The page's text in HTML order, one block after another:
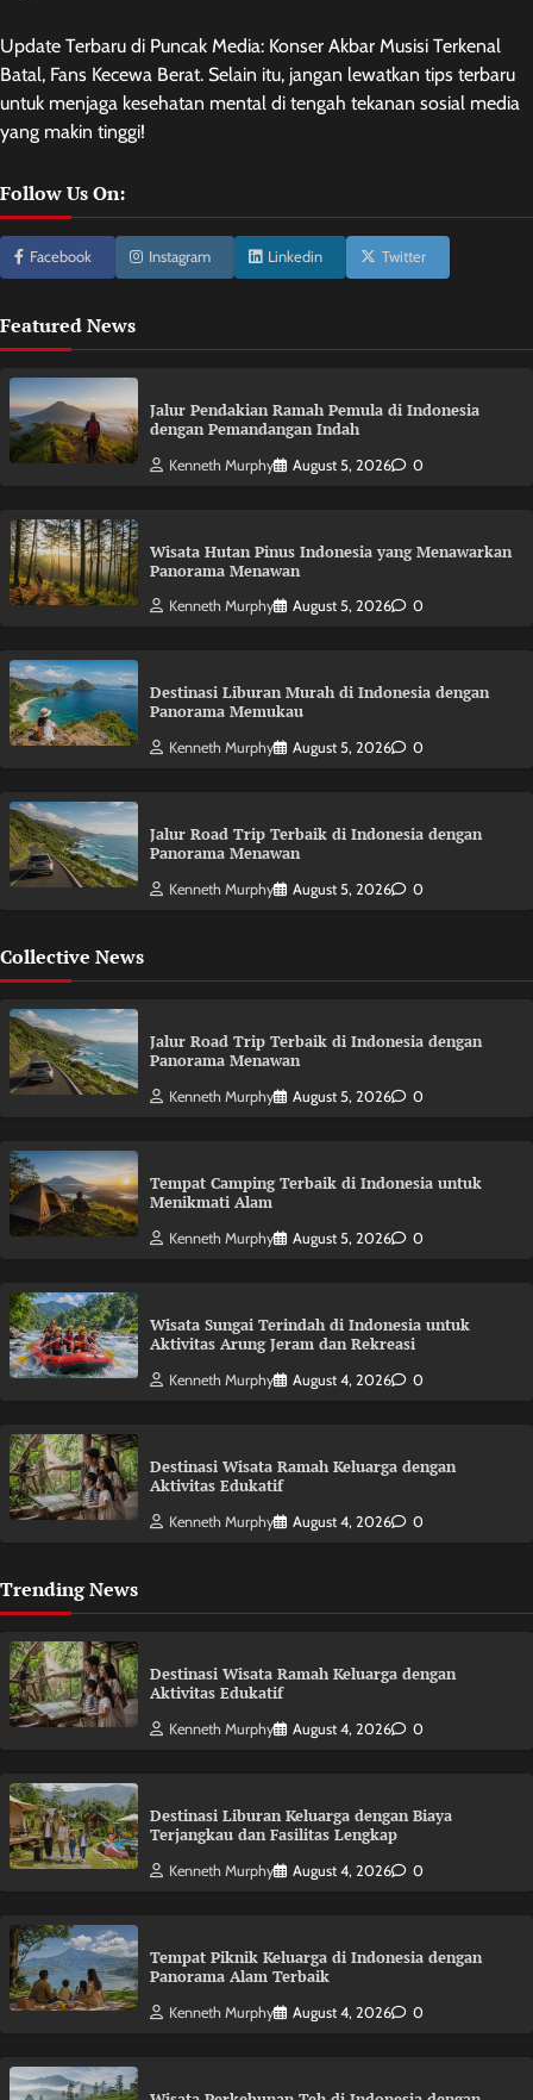
Update Terbaru di Puncak Media: Konser Akbar Musisi Terkenal
Batal, Fans Kecewa Berat. Selain itu, jangan lewatkan tips terbaru
untuk menjaga kesehatan mental di tengah tekanan sosial media
yang makin tinggi!
Follow Us On:
Facebook Instagram Linkedin Twitter
Featured News
Jalur Pendakian Ramah Pemula di Indonesia
dengan Pemandangan Indah
Kenneth Murphy August 5, 2026 0
Wisata Hutan Pinus Indonesia yang Menawarkan
Panorama Menawan
Kenneth Murphy August 5, 2026 0
Destinasi Liburan Murah di Indonesia dengan
Panorama Memukau
Kenneth Murphy August 5, 2026 0
Jalur Road Trip Terbaik di Indonesia dengan
Panorama Menawan
Kenneth Murphy August 5, 2026 0
Collective News
Jalur Road Trip Terbaik di Indonesia dengan
Panorama Menawan
Kenneth Murphy August 5, 2026 0
Tempat Camping Terbaik di Indonesia untuk
Menikmati Alam
Kenneth Murphy August 5, 2026 0
Wisata Sungai Terindah di Indonesia untuk
Aktivitas Arung Jeram dan Rekreasi
Kenneth Murphy August 4, 2026 0
Destinasi Wisata Ramah Keluarga dengan
Aktivitas Edukatif
Kenneth Murphy August 4, 2026 0
Trending News
Destinasi Wisata Ramah Keluarga dengan
Aktivitas Edukatif
Kenneth Murphy August 4, 2026 0
Destinasi Liburan Keluarga dengan Biaya
Terjangkau dan Fasilitas Lengkap
Kenneth Murphy August 4, 2026 0
Tempat Piknik Keluarga di Indonesia dengan
Panorama Alam Terbaik
Kenneth Murphy August 4, 2026 0